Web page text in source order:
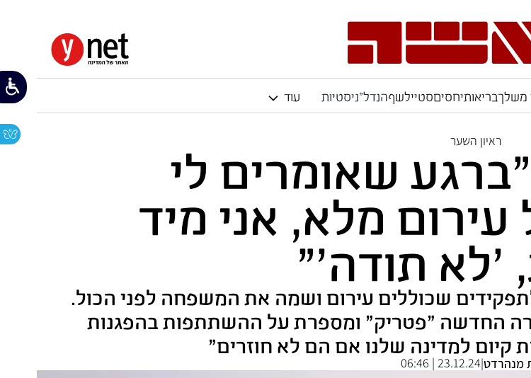
משלךבריאותיחסיםסטיילשףהנדל"ניסטיות עוד
ראיון השער שאומרים לי
מלא, אני מיד
'לא תודה'"
שכוללים עירום ושמה את המשפחה לפני הכול.
מככבת בסדרה החדשה "פטריק" ומספרת על ההשתתפות בהפגנות
קיום למדינה שלנו אם הם לא חוזרים"
מנהרדט|
23.12.24 | 06:46